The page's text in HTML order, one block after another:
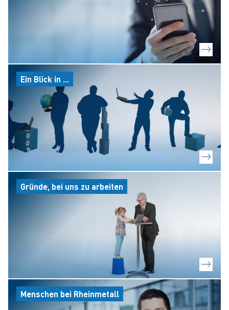
Ein Blick in ...
Gründe, bei uns zu arbeiten
Menschen bei Rheinmetall